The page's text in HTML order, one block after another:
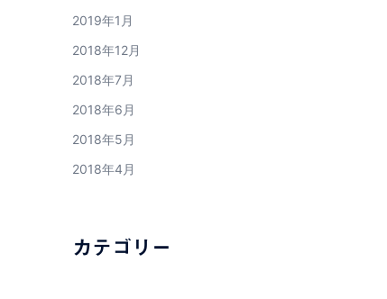
2019年1月
2018年12月
2018年7月
2018年6月
2018年5月
2018年4月
カテゴリー